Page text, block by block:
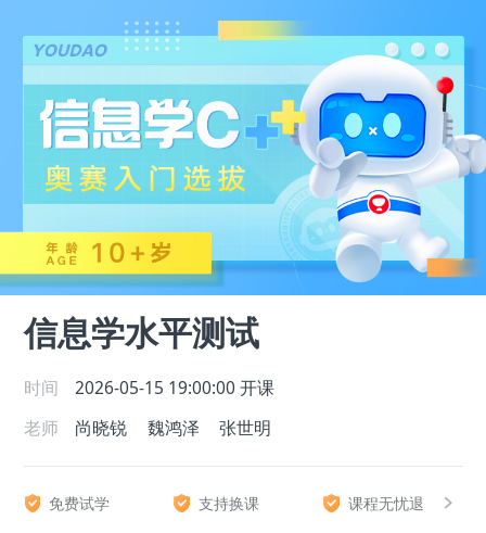
信息学水平测试
时间 2026-05-15 19:00:00 开课
老师
尚晓锐 魏鸿泽 张世明
免费试学 支持换课 课程无忧退